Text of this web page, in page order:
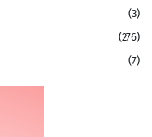
(3)
(276)
(7)